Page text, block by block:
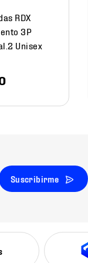
RDX
3P
Unisex
Suscribirme